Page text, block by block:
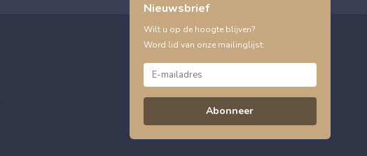
Nieuwsbrief
Wilt u op de hoogte blijven?
Word lid van onze mailinglijst:
Abonneer